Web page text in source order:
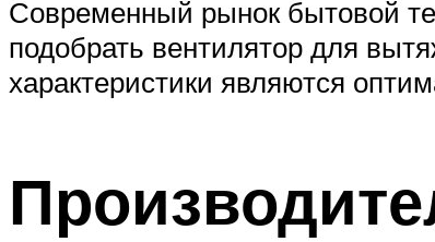
Современный рынок бытовой
подобрать вентилятор для
характеристики являются